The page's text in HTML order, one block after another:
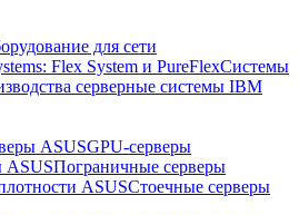
для сети
Flex System и PureFlexСистемы
серверные системы IBM
ASUSGPU-серверы
ASUSПограничные серверы
ASUSСтоечные серверы